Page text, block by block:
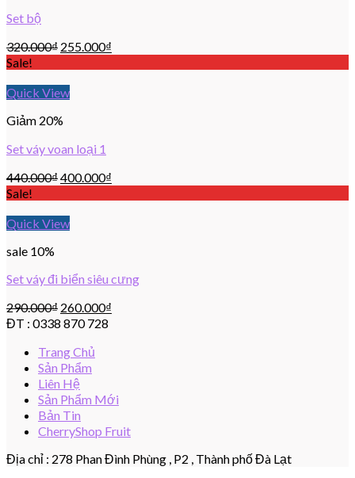
Set bộ
320.000₫ 255.000₫
Sale!
Quick View
Giảm 20%
Set váy voan loại 1
440.000₫400.000₫
Sale!
Quick View
sale 10%
Set váy đi biển siêu cưng
290.000₫ 260.000₫
ĐT : 0338 870 728
Trang Chủ
Sản Phẩm
Liên Hệ
Sản Phẩm Mới
Bản Tin
CherryShop Fruit
Địa chỉ : 278 Phan Đình Phùng , P2 , Thành phố Đà Lạt